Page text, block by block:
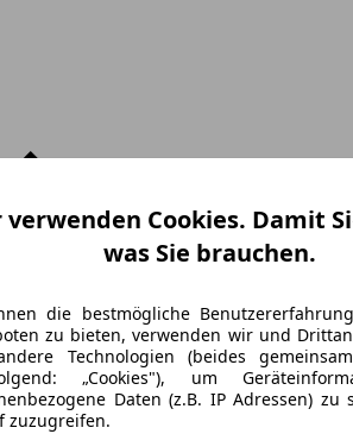
verwenden Cookies. Damit
was Sie brauchen.
die bestmögliche
zu bieten, verwenden wir und
Technologien (beides
„Cookies"), um
Daten (z.B. IP Adressen) zu
zuzugreifen.